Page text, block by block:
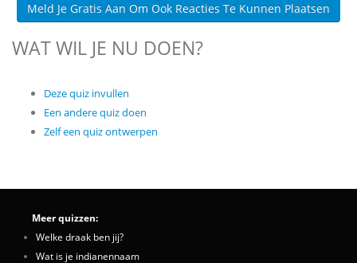
Meld Je Gratis Aan Om Ook Reacties Te Kunnen Plaatsen
WAT WIL JE NU DOEN?
Deze quiz invullen
Een andere quiz doen
Zelf een quiz ontwerpen
Meer quizzen:
Welke draak ben jij?
Wat is je indianennaam